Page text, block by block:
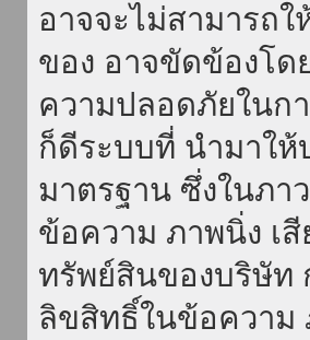
อาจจะไม่สามารถใ
ของ อาจขัดข้องโด
ความปลอดภัยในก
ก็ดีระบบที่ นำมาใ
มาตรฐาน ซึ่งในภา
ข้อความ ภาพนิ่ง เ
ทรัพย์สินของบริษัท
ลิขสิทธิ์ในข้อความ